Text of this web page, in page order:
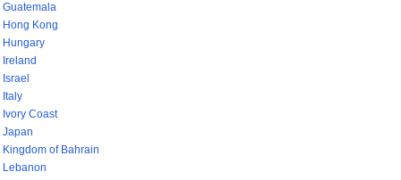
Guatemala
Hong Kong
Hungary
Ireland
Israel
Italy
Ivory Coast
Japan
Kingdom of Bahrain
Lebanon